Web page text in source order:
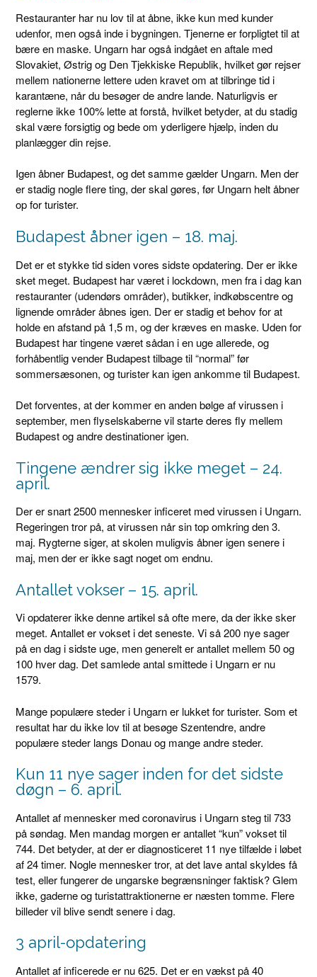
Restauranter har nu lov til at åbne, ikke kun med kunder
udenfor, men også inde i bygningen. Tjenerne er forpligtet til at
bære en maske. Ungarn har også indgået en aftale med
Slovakiet, Østrig og Den Tjekkiske Republik, hvilket gør rejser
mellem nationerne lettere uden kravet om at tilbringe tid i
karantæne, når du besøger de andre lande. Naturligvis er
reglerne ikke 100% lette at forstå, hvilket betyder, at du stadig
skal være forsigtig og bede om yderligere hjælp, inden du
planlægger din rejse.
Igen åbner Budapest, og det samme gælder Ungarn. Men der
er stadig nogle flere ting, der skal gøres, før Ungarn helt åbner
op for turister.
Budapest åbner igen – 18. maj.
Det er et stykke tid siden vores sidste opdatering. Der er ikke
sket meget. Budapest har været i lockdown, men fra i dag kan
restauranter (udendørs områder), butikker, indkøbscentre og
lignende områder åbnes igen. Der er stadig et behov for at
holde en afstand på 1,5 m, og der kræves en maske. Uden for
Budapest har tingene været sådan i en uge allerede, og
forhåbentlig vender Budapest tilbage til “normal” før
sommersæsonen, og turister kan igen ankomme til Budapest.
Det forventes, at der kommer en anden bølge af virussen i
september, men flyselskaberne vil starte deres fly mellem
Budapest og andre destinationer igen.
Tingene ændrer sig ikke meget – 24.
april.
Der er snart 2500 mennesker inficeret med virussen i Ungarn.
Regeringen tror på, at virussen når sin top omkring den 3.
maj. Rygterne siger, at skolen muligvis åbner igen senere i
maj, men der er ikke sagt noget om endnu.
Antallet vokser – 15. april.
Vi opdaterer ikke denne artikel så ofte mere, da der ikke sker
meget. Antallet er vokset i det seneste. Vi så 200 nye sager
på en dag i sidste uge, men generelt er antallet mellem 50 og
100 hver dag. Det samlede antal smittede i Ungarn er nu
1579.
Mange populære steder i Ungarn er lukket for turister. Som et
resultat har du ikke lov til at besøge Szentendre, andre
populære steder langs Donau og mange andre steder.
Kun 11 nye sager inden for det sidste
døgn – 6. april.
Antallet af mennesker med coronavirus i Ungarn steg til 733
på søndag. Men mandag morgen er antallet “kun” vokset til
744. Det betyder, at der er diagnosticeret 11 nye tilfælde i løbet
af 24 timer. Nogle mennesker tror, ​​at det lave antal skyldes få
test, eller fungerer de ungarske begrænsninger faktisk? Glem
ikke, gaderne og turistattraktionerne er næsten tomme. Flere
billeder vil blive sendt senere i dag.
3 april-opdatering
Antallet af inficerede er nu 625. Det er en vækst på 40